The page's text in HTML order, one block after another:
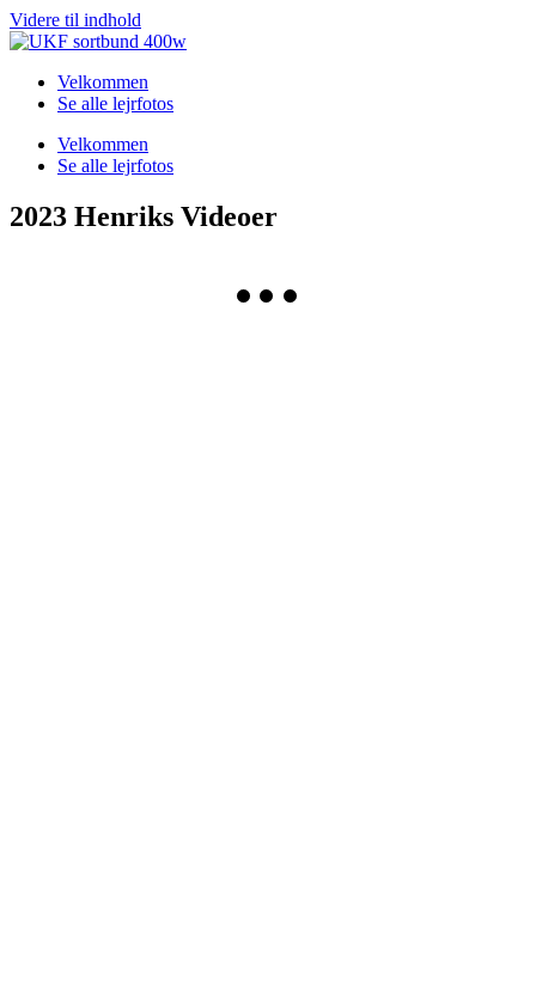
Videre til indhold
Velkommen
Se alle lejrfotos
Velkommen
Se alle lejrfotos
2023 Henriks Videoer